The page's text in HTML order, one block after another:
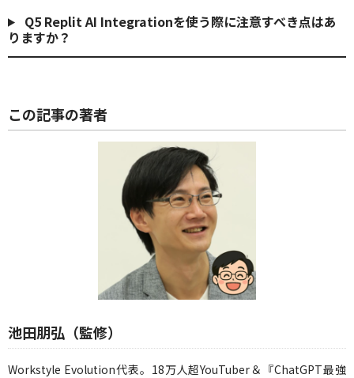
Q5 Replit AI Integrationを使う際に注意すべき点はあ
りますか？
この記事の著者
池田朋弘（監修）
Workstyle Evolution代表。18万人超YouTuber＆『ChatGPT最強